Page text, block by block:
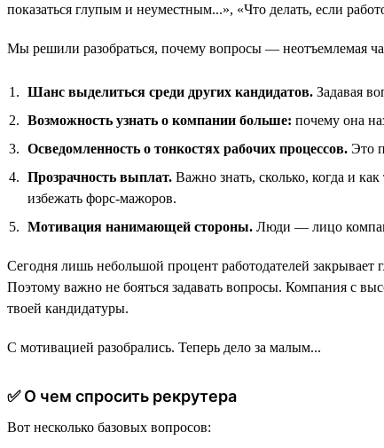
показаться глупым и неуместным...», «Что делать, если
Мы решили разобраться, почему вопросы — неотъемлемая
Шанс выделиться среди других кандидатов. Задавая
Возможность узнать о компании больше: почему она
Осведомленность о тонкостях рабочих процессов. Это
Прозрачность выплат. Важно знать, сколько, когда и
избежать форс-мажоров.
Мотивация нанимающей стороны. Люди — лицо
Сегодня лишь небольшой процент работодателей закрывает
Поэтому важно не бояться задавать вопросы. Компания с
твоей кандидатуры.
С мотивацией разобрались. Теперь дело за малым...
✅ О чем спросить рекрутера
Вот несколько базовых вопросов: